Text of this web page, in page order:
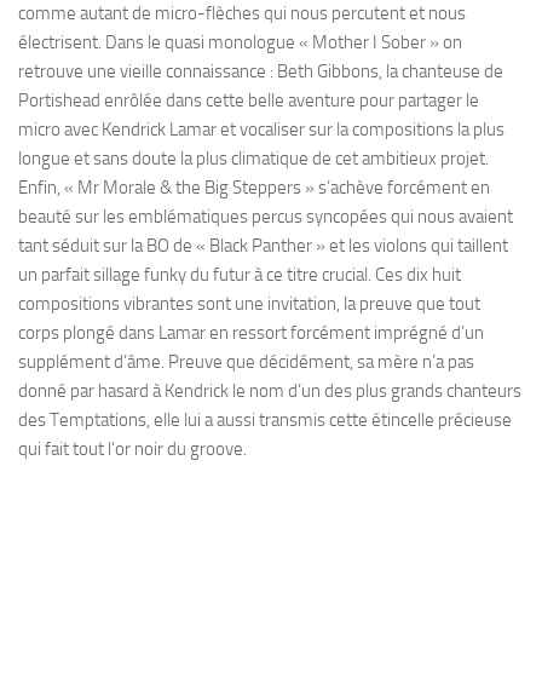
comme autant de micro-flèches qui nous percutent et nous
électrisent. Dans le quasi monologue « Mother I Sober » on
retrouve une vieille connaissance : Beth Gibbons, la chanteuse de
Portishead enrôlée dans cette belle aventure pour partager le
micro avec Kendrick Lamar et vocaliser sur la compositions la plus
longue et sans doute la plus climatique de cet ambitieux projet.
Enfin, « Mr Morale & the Big Steppers » s’achève forcément en
beauté sur les emblématiques percus syncopées qui nous avaient
tant séduit sur la BO de « Black Panther » et les violons qui taillent
un parfait sillage funky du futur à ce titre crucial. Ces dix huit
compositions vibrantes sont une invitation, la preuve que tout
corps plongé dans Lamar en ressort forcément imprégné d’un
supplément d’âme. Preuve que décidément, sa mère n’a pas
donné par hasard à Kendrick le nom d’un des plus grands chanteurs
des Temptations, elle lui a aussi transmis cette étincelle précieuse
qui fait tout l’or noir du groove.